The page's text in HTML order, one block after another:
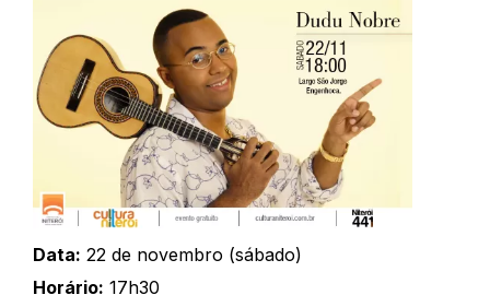
Data: 22 de novembro (sábado)
Horário: 17h30